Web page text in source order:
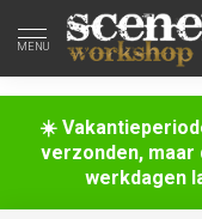
☀️
verzonden, maar
werkdagen
MENU